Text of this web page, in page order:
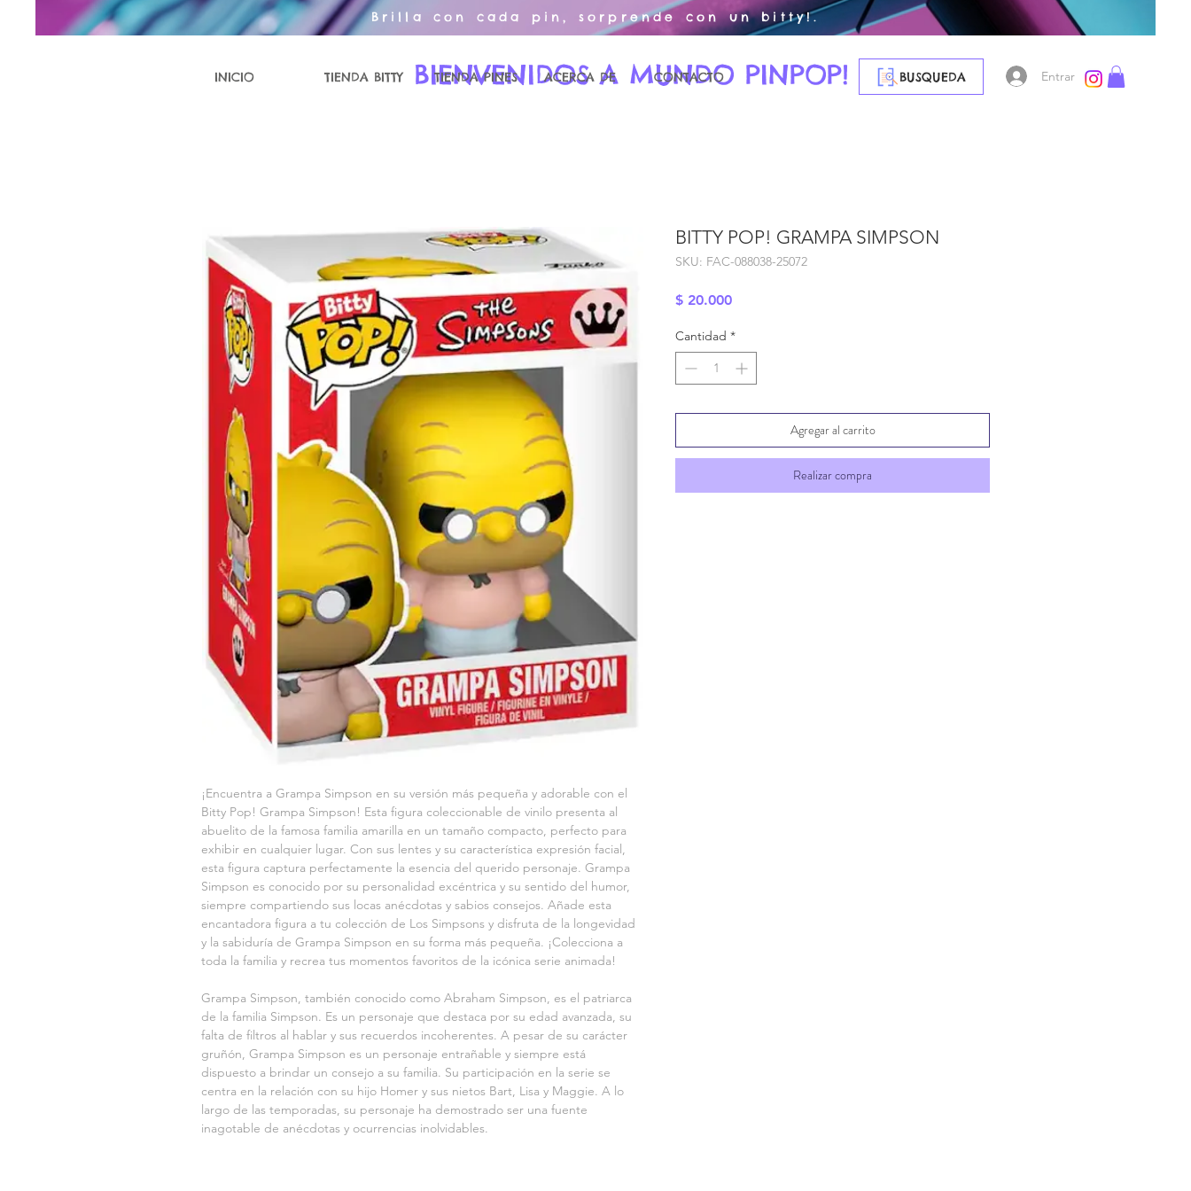
INICIO TIENDA BITTY TIENDA PINES ACERCA DE CONTACTO BUSQUEDA Entrar
Brilla con cada pin, sorprende con un bitty!.
BIENVENIDOS A MUNDO PINPOP!
¡Encuentra a Grampa Simpson en su versión más pequeña y adorable con el
Bitty Pop! Grampa Simpson! Esta figura coleccionable de vinilo presenta al
abuelito de la famosa familia amarilla en un tamaño compacto, perfecto para
exhibir en cualquier lugar. Con sus lentes y su característica expresión facial,
esta figura captura perfectamente la esencia del querido personaje. Grampa
Simpson es conocido por su personalidad excéntrica y su sentido del humor,
siempre compartiendo sus locas anécdotas y sabios consejos. Añade esta
encantadora figura a tu colección de Los Simpsons y disfruta de la longevidad
y la sabiduría de Grampa Simpson en su forma más pequeña. ¡Colecciona a
toda la familia y recrea tus momentos favoritos de la icónica serie animada!
Grampa Simpson, también conocido como Abraham Simpson, es el patriarca
de la familia Simpson. Es un personaje que destaca por su edad avanzada, su
falta de filtros al hablar y sus recuerdos incoherentes. A pesar de su carácter
gruñón, Grampa Simpson es un personaje entrañable y siempre está
dispuesto a brindar un consejo a su familia. Su participación en la serie se
centra en la relación con su hijo Homer y sus nietos Bart, Lisa y Maggie. A lo
largo de las temporadas, su personaje ha demostrado ser una fuente
inagotable de anécdotas y ocurrencias inolvidables.
BITTY POP! GRAMPA SIMPSON
SKU: FAC-088038-25072
$ 20.000Precio
Cantidad *
Agregar al carrito
Realizar compra